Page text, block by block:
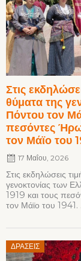
Στις
θύματα της
Πόντου τον
πεσόντες
τον Μάϊο του
17 Μαΐου, 2026
Στις εκδηλώσεις
γενοκτονίας των
1919 και τους
τον Μάϊο του 1941.
ΔΡΆΣΕΙΣ
Posted
on